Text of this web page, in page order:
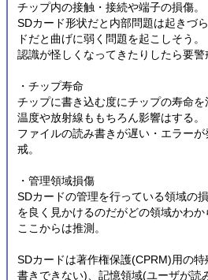
チップ内の接触・接続や端子の損傷。
SDカード形状だと内部問題は起きづ
ドだと曲げに弱く問題を起こしそう。
認識が怪しくなってきたりしたら要警
・チップ寿命
チップに書き込む度にチップの寿命を
温度や放射線ももちろん影響はする。
ファイルの読み書きが遅い・エラー
戒。
・管理領域損傷
SDカードの管理を行っている領域の
を良く見かけるのだがどの領域かわか
ここからは推測。
SDカードは著作権保護(CPRM)用の
書きできない)、記憶領域(ユーザが読